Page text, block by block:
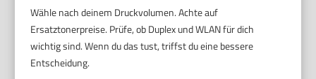
Wähle nach deinem Druckvolumen. Achte auf
Ersatztonerpreise. Prüfe, ob Duplex und WLAN für dich
wichtig sind. Wenn du das tust, triffst du eine bessere
Entscheidung.